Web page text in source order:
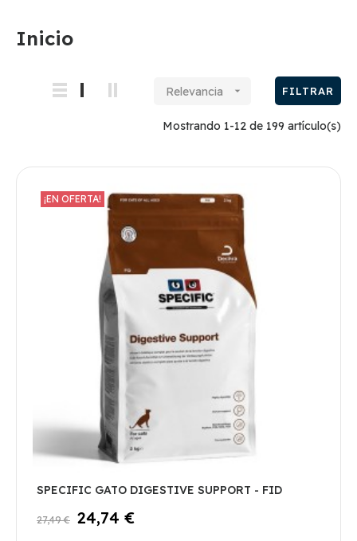
Inicio
Relevancia  FILTRAR
Mostrando 1-12 de 199 artículo(s)
¡EN OFERTA!
SPECIFIC GATO DIGESTIVE SUPPORT - FID
27,49 € 24,74 €